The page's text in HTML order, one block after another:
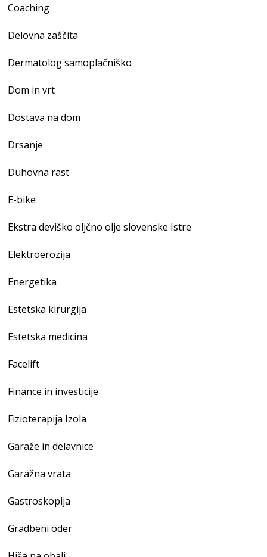
Coaching
Delovna zaščita
Dermatolog samoplačniško
Dom in vrt
Dostava na dom
Drsanje
Duhovna rast
E-bike
Ekstra deviško oljčno olje slovenske Istre
Elektroerozija
Energetika
Estetska kirurgija
Estetska medicina
Facelift
Finance in investicije
Fizioterapija Izola
Garaže in delavnice
Garažna vrata
Gastroskopija
Gradbeni oder